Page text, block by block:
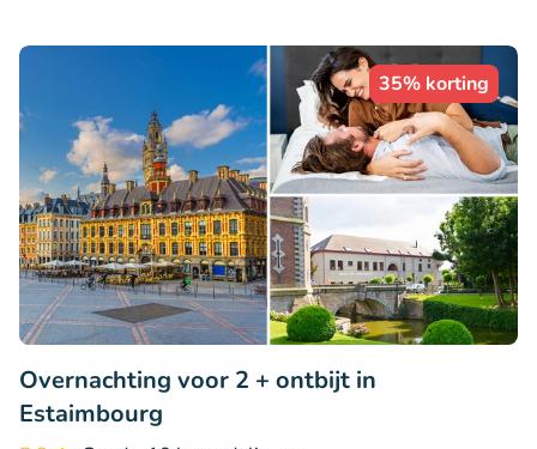
35% korting
Overnachting voor 2 + ontbijt in
Estaimbourg